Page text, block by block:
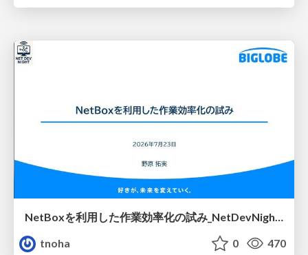
NetBoxを利用した作業効率化の試み_NetDevNight4
tnoha
0 470